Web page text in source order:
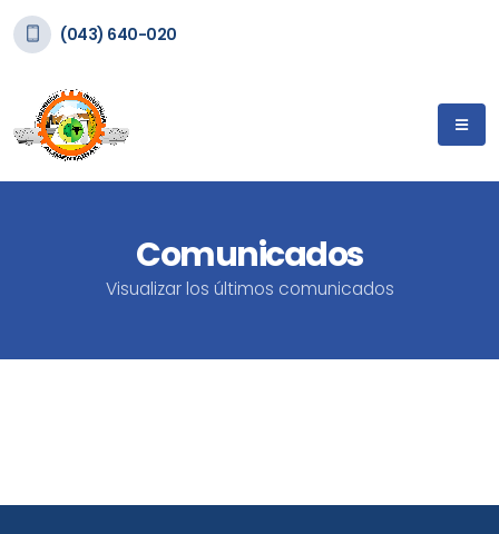
(043) 640-020
Comunicados
Visualizar los últimos comunicados